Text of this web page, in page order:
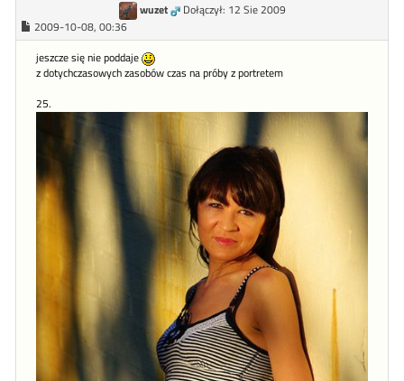
wuzet
Dołączył: 12 Sie 2009
2009-10-08, 00:36
jeszcze się nie poddaje
z dotychczasowych zasobów czas na próby z portretem
25.